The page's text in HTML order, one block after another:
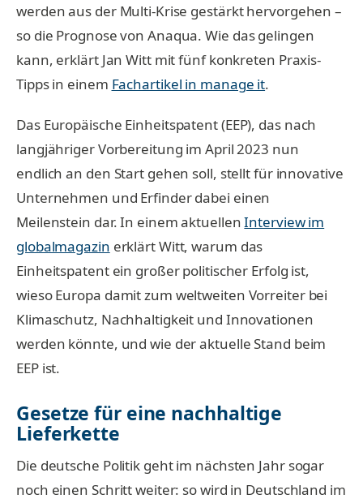
werden aus der Multi-Krise gestärkt hervorgehen –
so die Prognose von Anaqua. Wie das gelingen
kann, erklärt Jan Witt mit fünf konkreten Praxis-
Tipps in einem Fachartikel in manage it.
Das Europäische Einheitspatent (EEP), das nach
langjähriger Vorbereitung im April 2023 nun
endlich an den Start gehen soll, stellt für innovative
Unternehmen und Erfinder dabei einen
Meilenstein dar. In einem aktuellenInterview im
globalmagazin erklärt Witt, warum das
Einheitspatent ein großer politischer Erfolg ist,
wieso Europa damit zum weltweiten Vorreiter bei
Klimaschutz, Nachhaltigkeit und Innovationen
werden könnte, und wie der aktuelle Stand beim
EEP ist.
Gesetze für eine nachhaltige
Lieferkette
Die deutsche Politik geht im nächsten Jahr sogar
noch einen Schritt weiter: so wird in Deutschland im